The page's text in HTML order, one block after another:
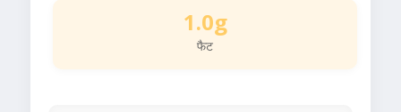
1.0g
फैट